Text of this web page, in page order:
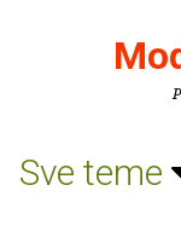
Sve teme